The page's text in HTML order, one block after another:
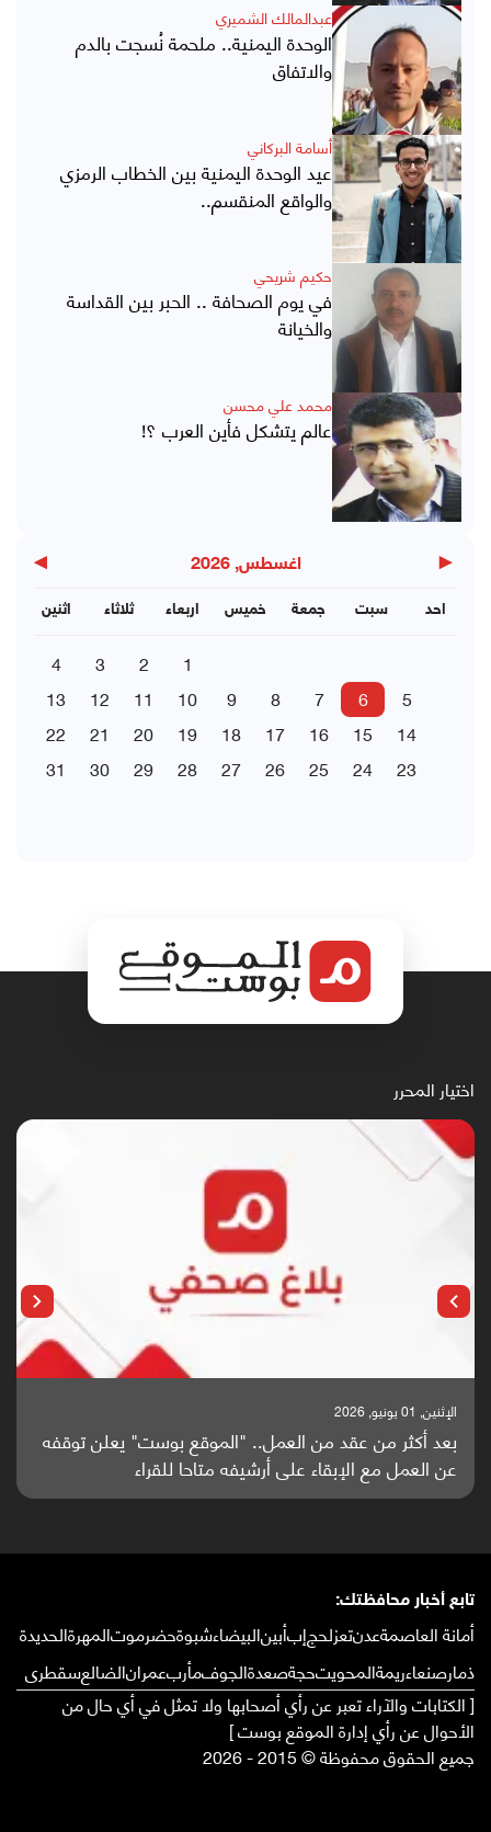
عبدالمالك الشميري
الوحدة اليمنية.. ملحمة نُسجت بالدم
والاتفاق
أسامة البركاني
عيد الوحدة اليمنية بين الخطاب الرمزي
والواقع المنقسم..
حكيم شريحي
في يوم الصحافة .. الحبر بين القداسة
والخيانة
محمد علي محسن
عالم يتشكل فأين العرب ؟!
◀ اغسطس, 2026 ▶
اثنين ثلاثاء اربعاء خميس جمعة سبت احد
1
2
3
4
5
6
7
8
9
10
11
12
13
14
15
16
17
18
19
20
21
22
23
24
25
26
27
28
29
30
31
اختيار المحرر
الإثنين, 25 مايو, 2026
باحثون من اليمن يدخلون سباق أبحاث ألزهايمر بدراسة
واعدة منشورة عالميا (ترجمة)
تابع أخبار محافظتك:
أمانة العاصمةعدنتعزلحجإبأبينالبيضاءشبوةحضرموتالمهرةالحديدة
ذمارصنعاءريمةالمحويتحجةصعدةالجوفمأربعمرانالضالعسقطرى
[ الكتابات والآراء تعبر عن رأي أصحابها ولا تمثل في أي حال من
الأحوال عن رأي إدارة الموقع بوست ]
جميع الحقوق محفوظة © 2015 - 2026